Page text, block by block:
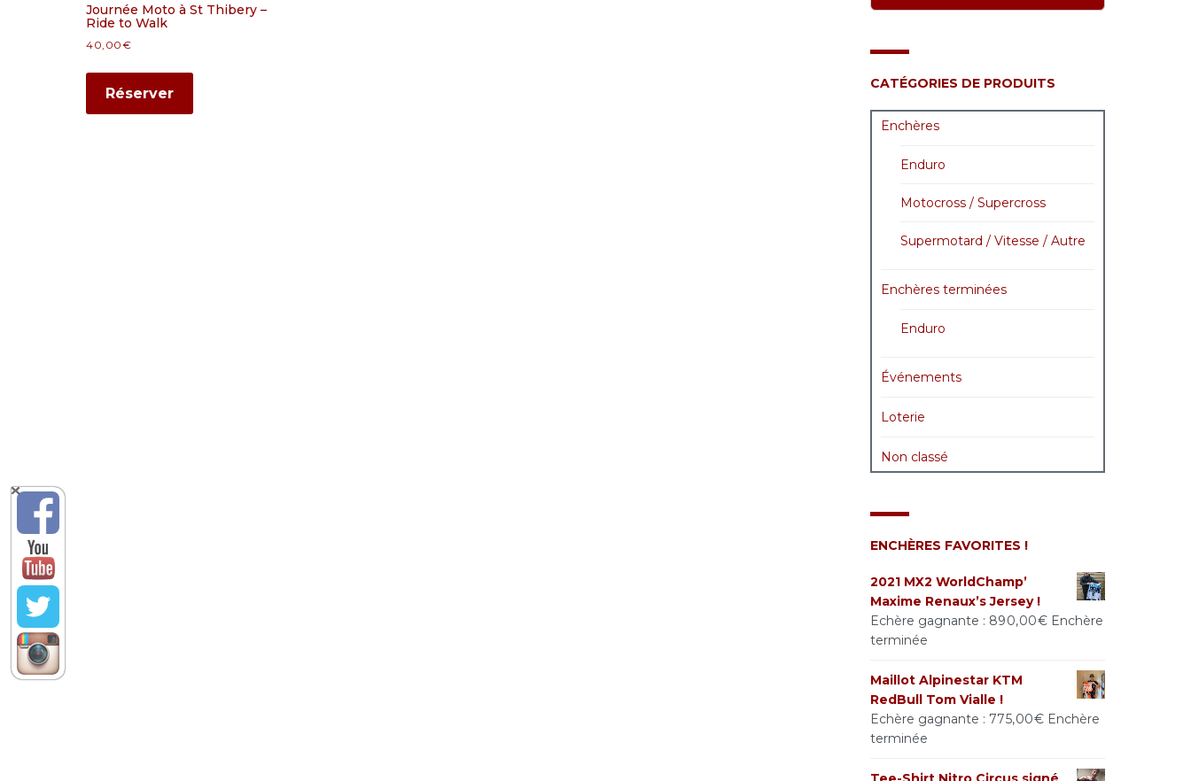
Journée Moto à St Thibery –
Ride to Walk
40,00€
Réserver
CATÉGORIES DE PRODUITS
Enchères
Enduro
Motocross / Supercross
Supermotard / Vitesse / Autre
Enchères terminées
Enduro
Événements
Loterie
Non classé
ENCHÈRES FAVORITES !
2021 MX2 WorldChamp’
Maxime Renaux’s Jersey !
Echère gagnante : 890,00€ Enchère
terminée
Maillot Alpinestar KTM
RedBull Tom Vialle !
Echère gagnante : 775,00€ Enchère
terminée